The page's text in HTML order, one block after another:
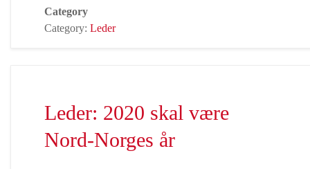
Category
Category: Leder
Leder: 2020 skal være
Nord-Norges år